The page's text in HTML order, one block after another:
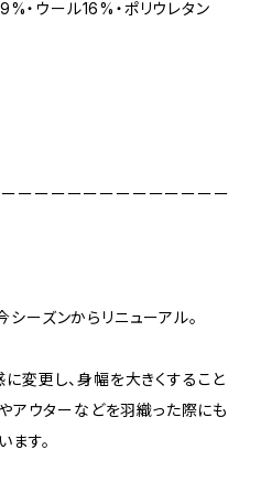
・ウール16%・ポリウレタン
ーーーーーーーーーーーーー
ーズンからリニューアル。
変更し、身幅を大きくすること
やアウターなどを羽織った際にも
ます。